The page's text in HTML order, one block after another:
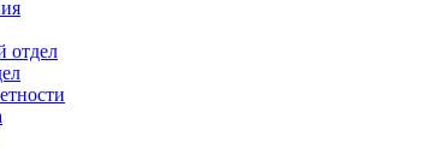
отдел